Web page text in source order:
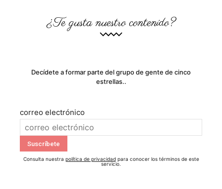
¿Te gusta nuestro contenido?
Decídete a formar parte del grupo de gente de cinco
estrellas..
correo electrónico
Consulta nuestra política de privacidadpara conocer los términos de este
servicio.